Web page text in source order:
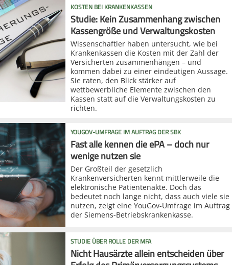
KOSTEN BEI KRANKENKASSEN
Studie: Kein Zusammenhang zwischen
Kassengröße und Verwaltungskosten
Wissenschaftler haben untersucht, wie bei
Krankenkassen die Kosten mit der Zahl der
Versicherten zusammenhängen – und
kommen dabei zu einer eindeutigen Aussage.
Sie raten, den Blick stärker auf
wettbewerbliche Elemente zwischen den
Kassen statt auf die Verwaltungskosten zu
richten.
YOUGOV-UMFRAGE IM AUFTRAG DER SBK
Fast alle kennen die ePA – doch nur
wenige nutzen sie
Der Großteil der gesetzlich
Krankenversicherten kennt mittlerweile die
elektronische Patientenakte. Doch das
bedeutet noch lange nicht, dass auch viele sie
nutzen, zeigt eine YouGov-Umfrage im Auftrag
der Siemens-Betriebskrankenkasse.
STUDIE ÜBER ROLLE DER MFA
Nicht Hausärzte allein entscheiden über